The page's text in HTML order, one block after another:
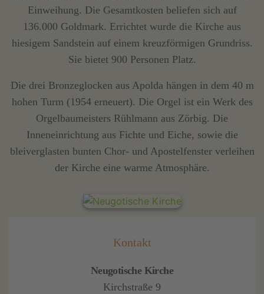
Einweihung. Die Gesamtkosten beliefen sich auf
136.000 Goldmark. Errichtet wurde die Kirche aus
hiesigem Sandstein auf einem kreuzförmigen Grundriss.
Sie bietet 900 Personen Platz.
Die drei Bronzeglocken aus Apolda hängen in dem 40 m
hohen Turm (1954 erneuert). Die Orgel ist ein Werk des
Orgelbaumeisters Rühlmann aus Zörbig. Die
Inneneinrichtung aus Fichte und Eiche, sowie die
bleiverglasten bunten Chor- und Apostelfenster verleihen
der Kirche eine warme Atmosphäre.
Kontakt
Neugotische Kirche
Kirchstraße 9